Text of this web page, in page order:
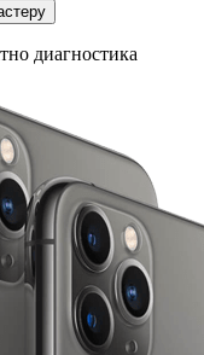
диагностика